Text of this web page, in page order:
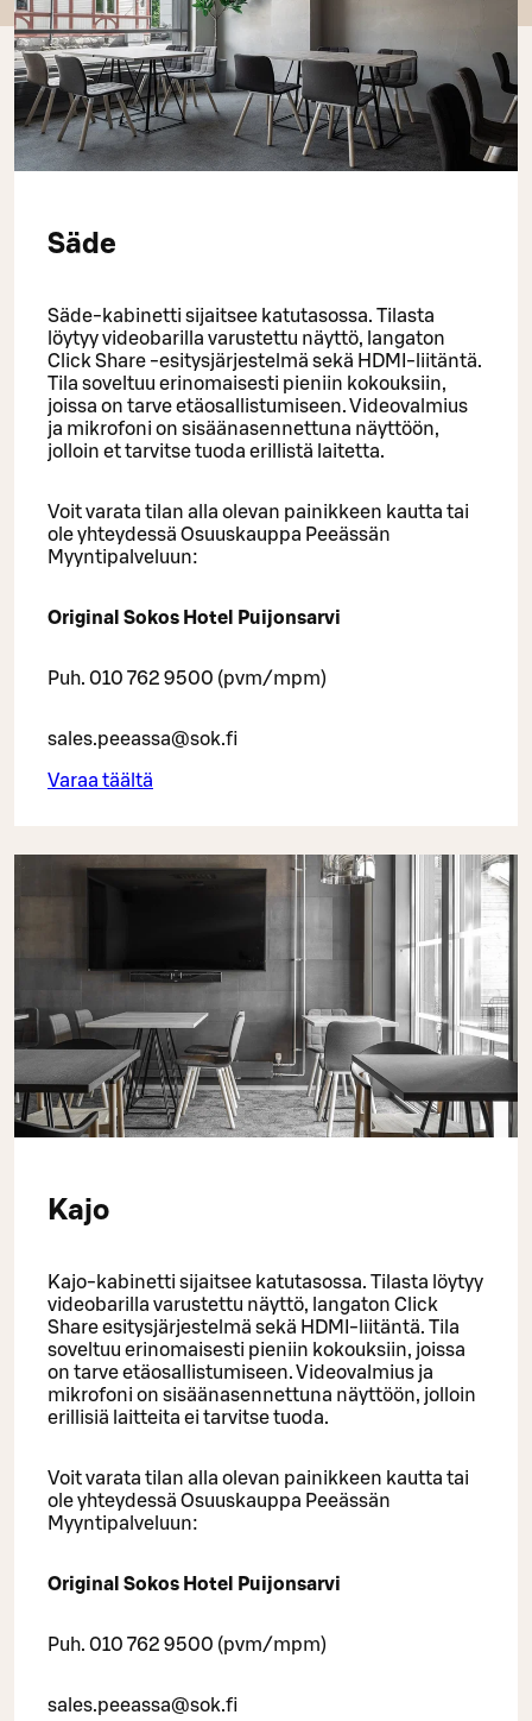
Säde
Säde-kabinetti sijaitsee katutasossa. Tilasta
löytyy videobarilla varustettu näyttö, langaton
Click Share -esitysjärjestelmä sekä HDMI-liitäntä.
Tila soveltuu erinomaisesti pieniin kokouksiin,
joissa on tarve etäosallistumiseen. Videovalmius
ja mikrofoni on sisäänasennettuna näyttöön,
jolloin et tarvitse tuoda erillistä laitetta.
Voit varata tilan alla olevan painikkeen kautta tai
ole yhteydessä Osuuskauppa Peeässän
Myyntipalveluun:
Original Sokos Hotel Puijonsarvi
Puh. 010 762 9500 (pvm/mpm)
sales.peeassa@sok.fi
Varaa täältä
Kajo
Kajo-kabinetti sijaitsee katutasossa. Tilasta löytyy
videobarilla varustettu näyttö, langaton Click
Share esitysjärjestelmä sekä HDMI-liitäntä. Tila
soveltuu erinomaisesti pieniin kokouksiin, joissa
on tarve etäosallistumiseen. Videovalmius ja
mikrofoni on sisäänasennettuna näyttöön, jolloin
erillisiä laitteita ei tarvitse tuoda.
Voit varata tilan alla olevan painikkeen kautta tai
ole yhteydessä Osuuskauppa Peeässän
Myyntipalveluun:
Original Sokos Hotel Puijonsarvi
Puh. 010 762 9500 (pvm/mpm)
sales.peeassa@sok.fi